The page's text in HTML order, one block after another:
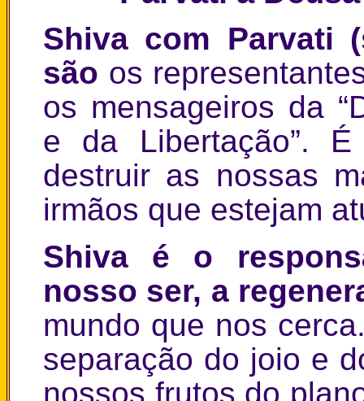
Shiva com Parvati
são os
os mensageiros da
e da Libertação”.
destruir as nossas
irmãos que estejam
Shiva é o
nosso ser, a
mundo que nos
separação do joio e
nossos frutos do